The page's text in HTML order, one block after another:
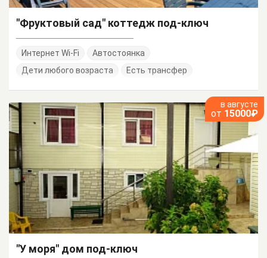
"Фруктовый сад" коттедж под-ключ
Интернет Wi-Fi
Автостоянка
Дети любого возраста
Есть трансфер
в августе
от 15000₽
"У моря" дом под-ключ